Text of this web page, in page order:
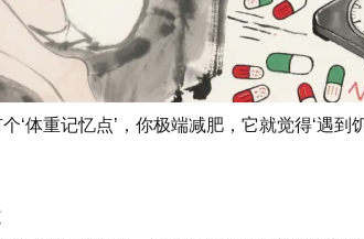
‘体重记忆点’，你极端减肥，它就觉得‘